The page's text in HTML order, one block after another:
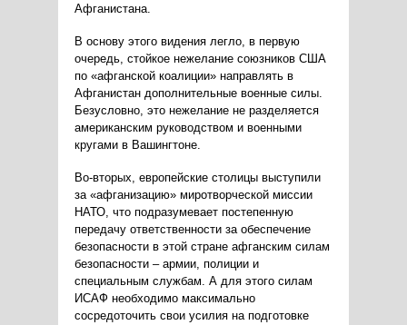
Афганистана.
В основу этого видения легло, в первую
очередь, стойкое нежелание союзников США
по «афганской коалиции» направлять в
Афганистан дополнительные военные силы.
Безусловно, это нежелание не разделяется
американским руководством и военными
кругами в Вашингтоне.
Во-вторых, европейские столицы выступили
за «афганизацию» миротворческой миссии
НАТО, что подразумевает постепенную
передачу ответственности за обеспечение
безопасности в этой стране афганским силам
безопасности – армии, полиции и
специальным службам. А для этого силам
ИСАФ необходимо максимально
сосредоточить свои усилия на подготовке